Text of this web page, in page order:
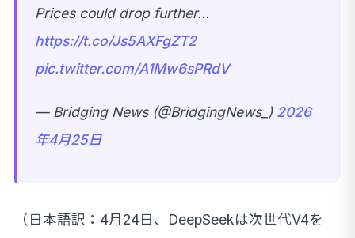
Prices could drop further…
https://t.co/Js5AXFgZT2
pic.twitter.com/A1Mw6sPRdV
— Bridging News (@BridgingNews_) 2026
年4月25日
（日本語訳：4月24日、DeepSeekは次世代V4を